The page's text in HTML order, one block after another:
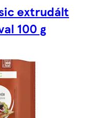
extrudált
100 g